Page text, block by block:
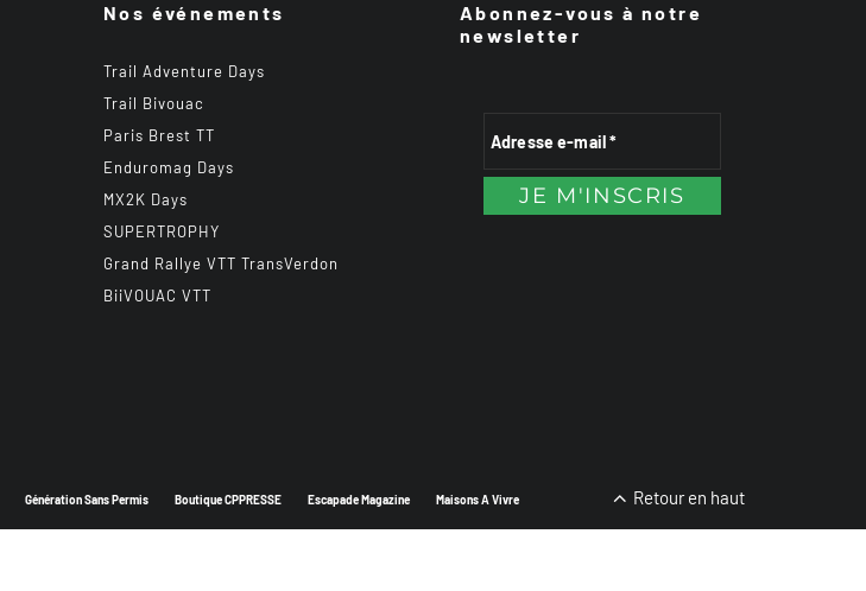
Nos événements
Trail Adventure Days
Trail Bivouac
Paris Brest TT
Enduromag Days
MX2K Days
SUPERTROPHY
Grand Rallye VTT TransVerdon
BiiVOUAC VTT
Abonnez-vous à notre
newsletter
Génération Sans Permis Boutique CPPRESSE Escapade Magazine Maisons A Vivre Retour en haut